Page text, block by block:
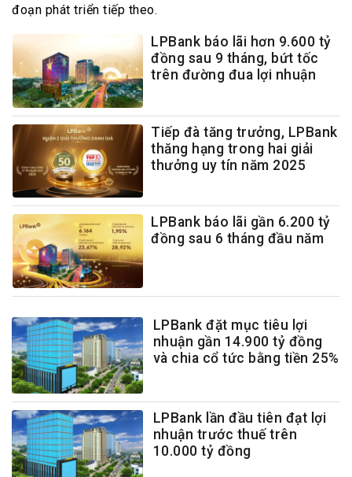
đoạn phát triển tiếp theo.
LPBank báo lãi hơn 9.600 tỷ
đồng sau 9 tháng, bứt tốc
trên đường đua lợi nhuận
Tiếp đà tăng trưởng, LPBank
thăng hạng trong hai giải
thưởng uy tín năm 2025
LPBank báo lãi gần 6.200 tỷ
đồng sau 6 tháng đầu năm
LPBank đặt mục tiêu lợi
nhuận gần 14.900 tỷ đồng
và chia cổ tức bằng tiền 25%
LPBank lần đầu tiên đạt lợi
nhuận trước thuế trên
10.000 tỷ đồng